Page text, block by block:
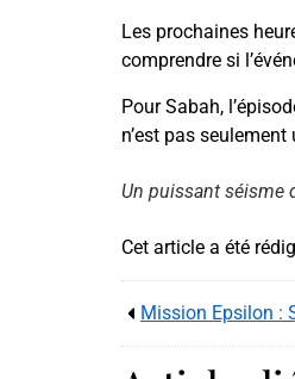
Les prochaines
comprendre si
Pour Sabah,
n’est pas
Un puissant séisme
Cet article a été